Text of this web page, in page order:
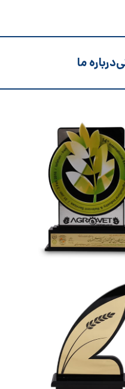
درباره ما
بین المللی تکنولوژی
اصفهان
بین المللی تکنولوژی
کشاورزی اصفهان
شیمی کشاورز
زحمات جناب آقای سعید